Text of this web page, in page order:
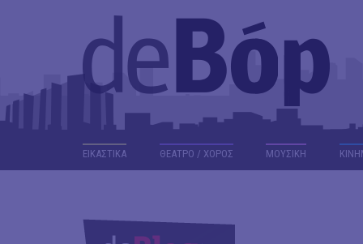
ΕΙΚΑΣΤΙΚΑ ΘΕΑΤΡΟ / ΧΟΡΟΣ ΜΟΥΣΙΚΗ